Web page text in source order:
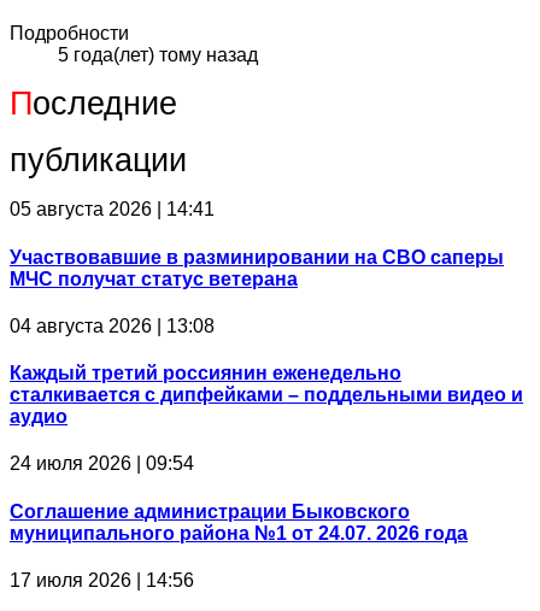
Подробности
5 года(лет) тому назад
Последние
публикации
05 августа 2026 | 14:41
Участвовавшие в разминировании на СВО саперы
МЧС получат статус ветерана
04 августа 2026 | 13:08
Каждый третий россиянин еженедельно
сталкивается с дипфейками – поддельными видео и
аудио
24 июля 2026 | 09:54
Соглашение администрации Быковского
муниципального района №1 от 24.07. 2026 года
17 июля 2026 | 14:56